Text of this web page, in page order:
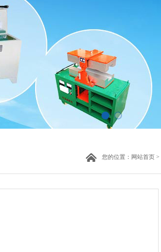
您的位置： 网站首页 >